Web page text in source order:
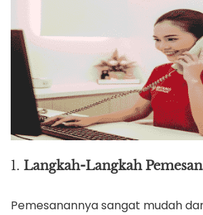
1. Langkah-Langkah
Pemesanannya sangat mudah